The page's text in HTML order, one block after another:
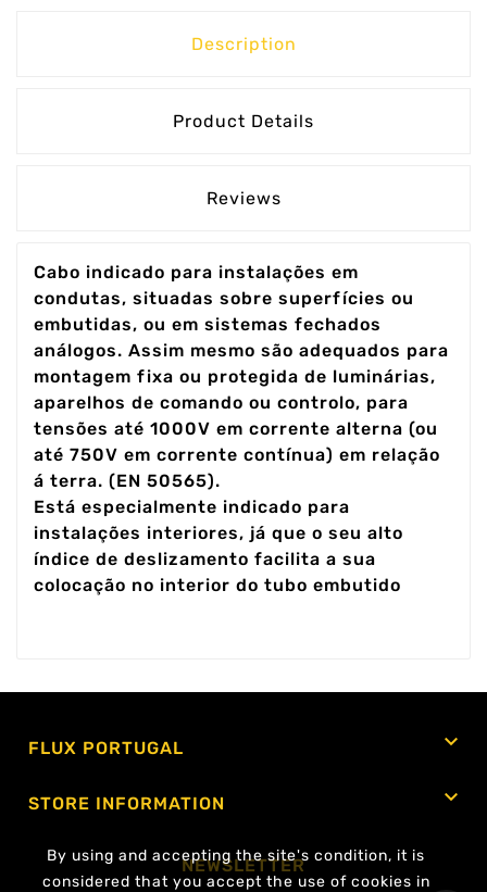
By using and accepting the site's condition, it is
considered that you accept the use of cookies in
Description
Product Details
Reviews
Cabo indicado para instalações em
condutas, situadas sobre superfícies ou
embutidas, ou em sistemas fechados
análogos. Assim mesmo são adequados para
montagem fixa ou protegida de luminárias,
aparelhos de comando ou controlo, para
tensões até 1000V em corrente alterna (ou
até 750V em corrente contínua) em relação
á terra. (EN 50565).
Está especialmente indicado para
instalações interiores, já que o seu alto
índice de deslizamento facilita a sua
colocação no interior do tubo embutido
FLUX PORTUGAL 
STORE INFORMATION 
NEWSLETTER